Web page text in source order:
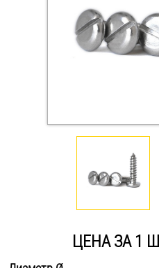
Крюки, кольца с
Крюки, кольца с
Саморезы и шурупы
ЦЕНА ЗА 1